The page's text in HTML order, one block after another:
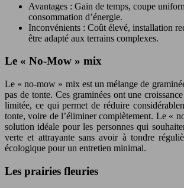
Avantages : Gain de temps, coupe
consommation d’énergie.
Inconvénients : Coût élevé, installation
être adapté aux terrains complexes.
Le « No-Mow » mix
Le « no-mow » mix est un mélange de
pas de tonte. Ces graminées ont une
limitée, ce qui permet de réduire
tonte, voire de l’éliminer complètement. Le «
solution idéale pour les personnes qui
verte et attrayante sans avoir à tondre
écologique pour un entretien minimal.
Les prairies fleuries